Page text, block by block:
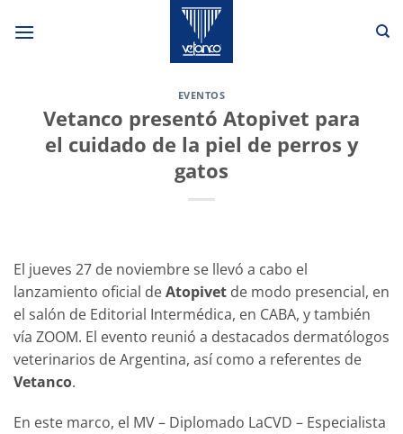
EVENTOS
Vetanco presentó Atopivet para
el cuidado de la piel de perros y
gatos
El jueves 27 de noviembre se llevó a cabo el
lanzamiento oficial deAtopivet de modo presencial, en
el salón de Editorial Intermédica, en CABA, y también
vía ZOOM. El evento reunió a destacados dermatólogos
veterinarios de Argentina, así como a referentes de
Vetanco.
En este marco, el MV – Diplomado LaCVD – Especialista